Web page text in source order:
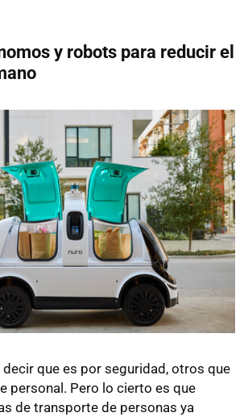
y robots para reducir el
que es por seguridad, otros que
personal. Pero lo cierto es que
de transporte de personas ya